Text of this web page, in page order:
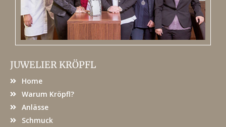
JUWELIER KRÖPFL
Home
Warum Kröpfl?
Anlässe
Schmuck